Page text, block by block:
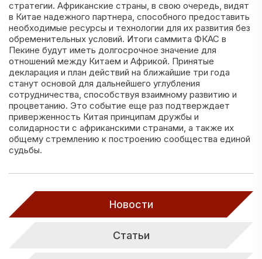
стратегии. Африканские страны, в свою очередь, видят
в Китае надежного партнера, способного предоставить
необходимые ресурсы и технологии для их развития без
обременительных условий. Итоги саммита ФКАС в
Пекине будут иметь долгосрочное значение для
отношений между Китаем и Африкой. Принятые
декларация и план действий на ближайшие три года
станут основой для дальнейшего углубления
сотрудничества, способствуя взаимному развитию и
процветанию. Это событие еще раз подтверждает
приверженность Китая принципам дружбы и
солидарности с африканскими странами, а также их
общему стремлению к построению сообщества единой
судьбы.
Новости
Статьи